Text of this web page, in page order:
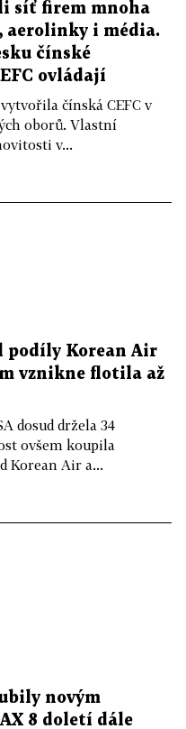
síť firem mnoha
aerolinky i média.
čínské
ovládají
čínská CEFC v
oborů. Vlastní
v...
podíly Korean Air
vznikne flotila až
dosud držela 34
ovšem koupila
Korean Air a...
novým
8 doletí dále